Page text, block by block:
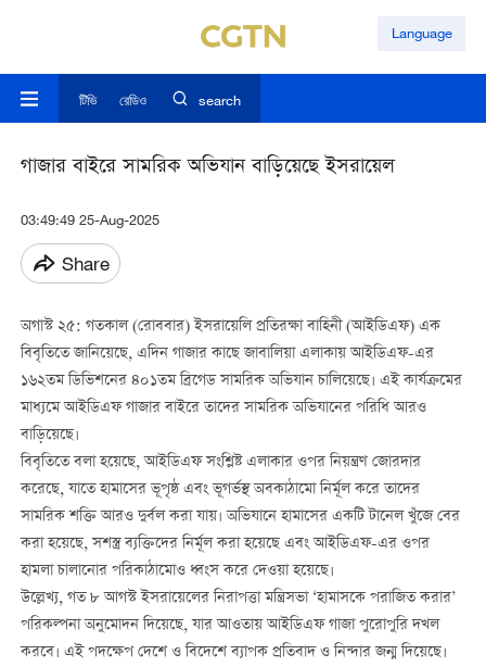
Language
টিভি রেডিও search
গাজার বাইরে সামরিক অভিযান বাড়িয়েছে ইসরায়েল
03:49:49 25-Aug-2025
Share
অগাস্ট ২৫: গতকাল (রোববার) ইসরায়েলি প্রতিরক্ষা বাহিনী (আইডিএফ) এক
বিবৃতিতে জানিয়েছে, এদিন গাজার কাছে জাবালিয়া এলাকায় আইডিএফ-এর
১৬২তম ডিভিশনের ৪০১তম ব্রিগেড সামরিক অভিযান চালিয়েছে। এই কার্যক্রমের
মাধ্যমে আইডিএফ গাজার বাইরে তাদের সামরিক অভিযানের পরিধি আরও
বাড়িয়েছে।
বিবৃতিতে বলা হয়েছে, আইডিএফ সংশ্লিষ্ট এলাকার ওপর নিয়ন্ত্রণ জোরদার
করেছে, যাতে হামাসের ভূপৃষ্ঠ এবং ভূগর্ভস্থ অবকাঠামো নির্মূল করে তাদের
সামরিক শক্তি আরও দুর্বল করা যায়। অভিযানে হামাসের একটি টানেল খুঁজে বের
করা হয়েছে, সশস্ত্র ব্যক্তিদের নির্মূল করা হয়েছে এবং আইডিএফ-এর ওপর
হামলা চালানোর পরিকাঠামোও ধ্বংস করে দেওয়া হয়েছে।
উল্লেখ্য, গত ৮ আগস্ট ইসরায়েলের নিরাপত্তা মন্ত্রিসভা ‘হামাসকে পরাজিত করার’
পরিকল্পনা অনুমোদন দিয়েছে, যার আওতায় আইডিএফ গাজা পুরোপুরি দখল
করবে। এই পদক্ষেপ দেশে ও বিদেশে ব্যাপক প্রতিবাদ ও নিন্দার জন্ম দিয়েছে।